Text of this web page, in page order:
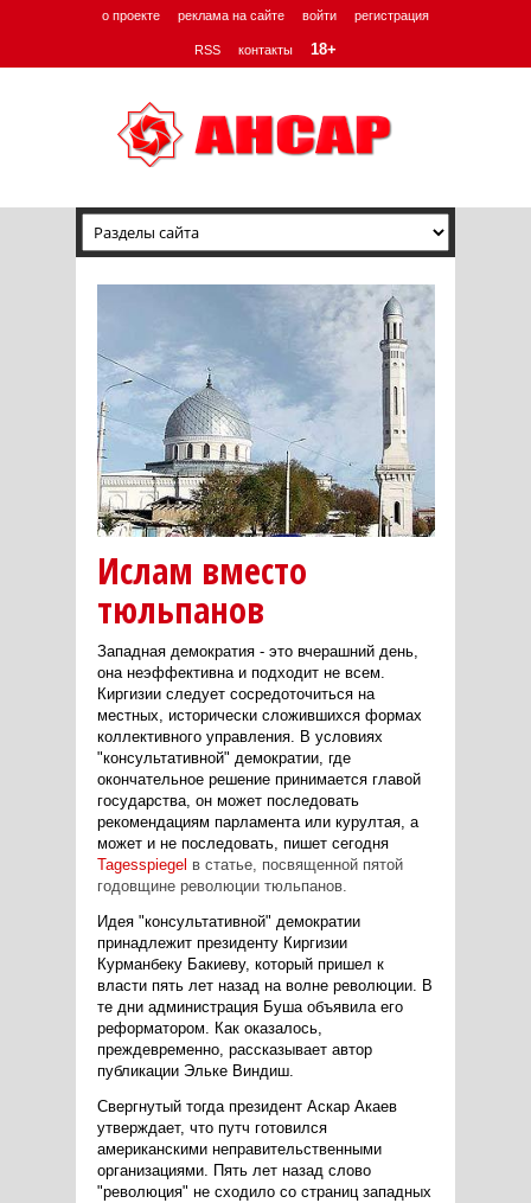
о проекте реклама на сайте войти регистрация
RSS контакты 18+
Ислам вместо
тюльпанов
Западная демократия - это вчерашний день,
она неэффективна и подходит не всем.
Киргизии следует сосредоточиться на
местных, исторически сложившихся формах
коллективного управления. В условиях
"консультативной" демократии, где
окончательное решение принимается главой
государства, он может последовать
рекомендациям парламента или курултая, а
может и не последовать, пишет сегодня
Tagesspiegel в статье, посвященной пятой
годовщине революции тюльпанов.
Идея "консультативной" демократии
принадлежит президенту Киргизии
Курманбеку Бакиеву, который пришел к
власти пять лет назад на волне революции. В
те дни администрация Буша объявила его
реформатором. Как оказалось,
преждевременно, рассказывает автор
публикации Эльке Виндиш.
Свергнутый тогда президент Аскар Акаев
утверждает, что путч готовился
американскими неправительственными
организациями. Пять лет назад слово
"революция" не сходило со страниц западных